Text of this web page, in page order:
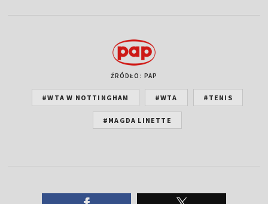
ŹRÓDŁO: PAP
#WTA W NOTTINGHAM #WTA #TENIS
#MAGDA LINETTE